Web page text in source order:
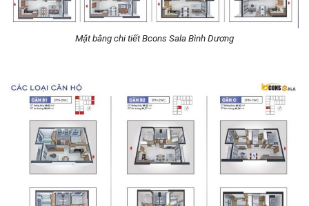
Mặt bằng chi tiết Bcons Sala Bình Dương